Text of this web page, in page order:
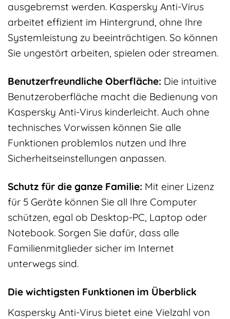
ausgebremst werden. Kaspersky Anti-Virus
arbeitet effizient im Hintergrund, ohne Ihre
Systemleistung zu beeinträchtigen. So können
Sie ungestört arbeiten, spielen oder streamen.
Benutzerfreundliche Oberfläche: Die intuitive
Benutzeroberfläche macht die Bedienung von
Kaspersky Anti-Virus kinderleicht. Auch ohne
technisches Vorwissen können Sie alle
Funktionen problemlos nutzen und Ihre
Sicherheitseinstellungen anpassen.
Schutz für die ganze Familie: Mit einer Lizenz
für 5 Geräte können Sie all Ihre Computer
schützen, egal ob Desktop-PC, Laptop oder
Notebook. Sorgen Sie dafür, dass alle
Familienmitglieder sicher im Internet
unterwegs sind.
Die wichtigsten Funktionen im Überblick
Kaspersky Anti-Virus bietet eine Vielzahl von